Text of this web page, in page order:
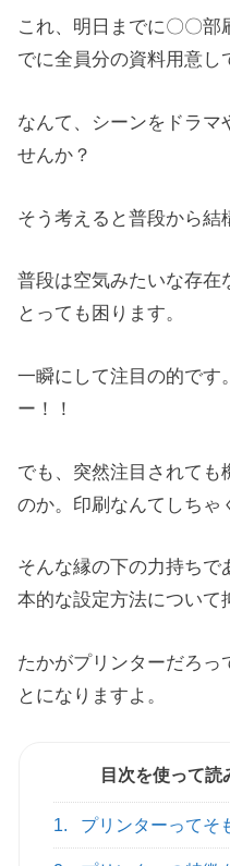
これ、明日までに〇〇
でに全員分の資料用意し
なんて、シーンをドラマ
せんか？
そう考えると普段から結
普段は空気みたいな存在
とっても困ります。
一瞬にして注目の的です
ー！！
でも、突然注目されても
のか。印刷なんてしちゃ
そんな縁の下の力持ちで
本的な設定方法について
たかがプリンターだろっ
とになりますよ。
目次を使って読
1. プリンターってそ